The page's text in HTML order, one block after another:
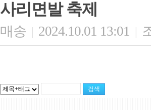
사리면발 축제
매송 | 2024.10.01 13:01 |